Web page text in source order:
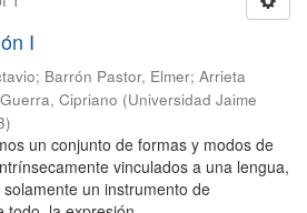
I
; Barrón Pastor, Elmer; Arrieta
Cipriano (Universidad Jaime
)
un conjunto de formas y modos de
vinculados a una lengua,
un instrumento de